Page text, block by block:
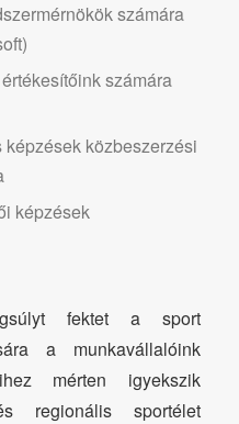
számára
számára
közbeszerzési
képzések
fektet a sport
a munkavállalóink
mérten igyekszik
regionális sportélet